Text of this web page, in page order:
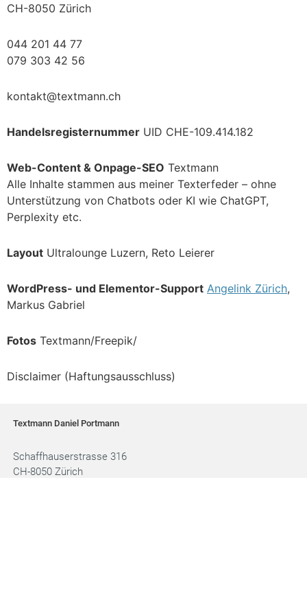
CH-8050 Zürich
044 201 44 77
079 303 42 56
kontakt@textmann.ch
Handelsregisternummer UID CHE-109.414.182
Web-Content & Onpage-SEO Textmann
Alle Inhalte stammen aus meiner Texterfeder – ohne
Unterstützung von Chatbots oder KI wie ChatGPT,
Perplexity etc.
Layout Ultralounge Luzern, Reto Leierer
WordPress- und Elementor-Support Angelink Zürich,
Markus Gabriel
Fotos Textmann/Freepik/
Disclaimer (Haftungsausschluss)
Textmann Daniel Portmann
Schaffhauserstrasse 316
CH-8050 Zürich